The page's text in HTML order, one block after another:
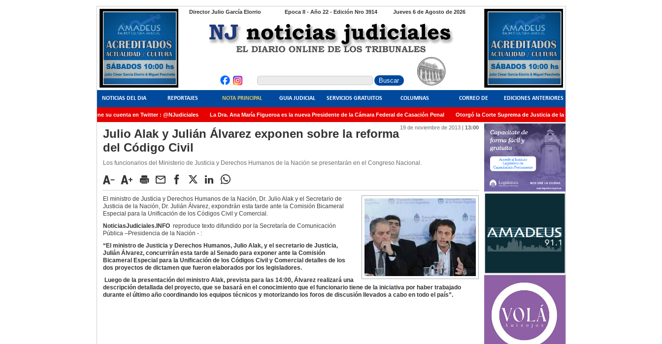
Director Julio García Elorrio Jueves 6 de Agosto de 2026
Epoca II - Año 22 - Edición Nro 3914
NOTICIAS DEL DIA REPORTAJES NOTA PRINCIPAL GUIA JUDICIAL SERVICIOS GRATUITOS COLUMNAS CORREO DE
LECTORES
EDICIONES ANTERIORES
NoticiasJudiciales.INFO tiene su cuenta en Twitter : @NJudiciales La Dra. Ana María Figueroa es la nueva Presidente de la Cámara Federal de Casación Penal Otorgó la Corte Suprema de Justicia de la Nación una medalla al Dr. Raul
AMIA quedó radicada ante el Juez Daniel Rafecas 19 de noviembre de 2013| 13:00
Julio Alak y Julián Álvarez exponen sobre la reforma
del Código Civil
Los funcionarios del Ministerio de Justicia y Derechos Humanos de la Nación se presentarán en el Congreso Nacional.
El ministro de Justicia y Derechos Humanos de la Nación, Dr. Julio Alak y el Secretario de
Justicia de la Nación, Dr. Julián Álvarez, expondrán esta tarde ante la Comisión Bicameral
Especial para la Unificación de los Códigos Civil y Comercial.
NoticiasJudiciales.INFOreproduce texto difundido por la Secretaría de Comunicación
Pública –Presidencia de la Nación - :
“El ministro de Justicia y Derechos Humanos, Julio Alak, y el secretario de Justicia,
Julián Álvarez, concurrirán esta tarde al Senado para exponer ante la Comisión
Bicameral Especial para la Unificación de los Códigos Civil y Comercial detalles de los
dos proyectos de dictamen que fueron elaborados por los legisladores.
Luego de la presentación del ministro Alak, prevista para las 14:00, Álvarez realizará una
descripción detallada del proyecto, que se basará en el conocimiento que el funcionario tiene de la iniciativa por haber trabajado
durante el último año coordinando los equipos técnicos y motorizando los foros de discusión llevados a cabo en todo el país”.